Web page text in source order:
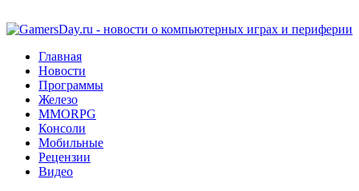
Главная
Новости
Программы
Железо
MMORPG
Консоли
Мобильные
Рецензии
Видео